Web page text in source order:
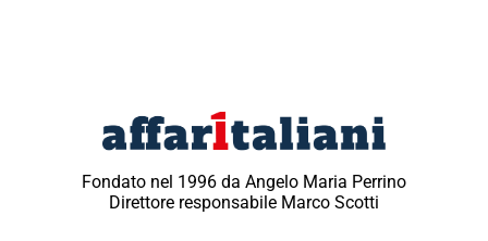
Fondato nel 1996 da Angelo Maria Perrino
Direttore responsabile Marco Scotti